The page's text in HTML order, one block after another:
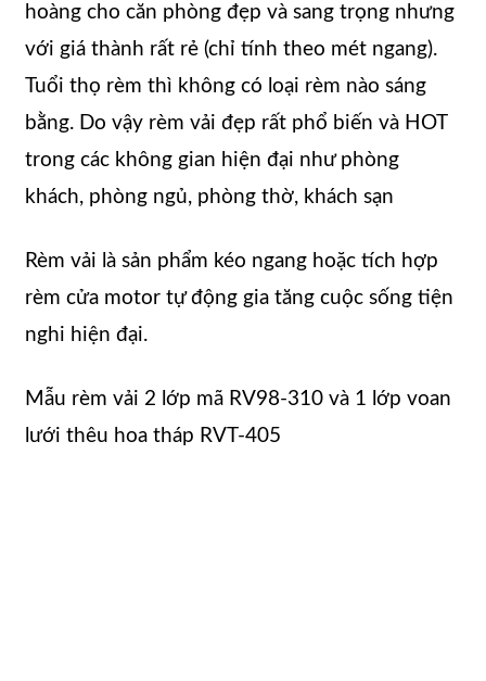
hoàng cho căn phòng đẹp và sang trọng nhưng
với giá thành rất rẻ (chỉ tính theo mét ngang).
Tuổi thọ rèm thì không có loại rèm nào sáng
bằng. Do vậy rèm vải đẹp rất phổ biến và HOT
trong các không gian hiện đại như phòng
khách, phòng ngủ, phòng thờ, khách sạn
Rèm vải là sản phẩm kéo ngang hoặc tích hợp
rèm cửa motor tự động gia tăng cuộc sống tiện
nghi hiện đại.
Mẫu rèm vải 2 lớp mã RV98-310 và 1 lớp voan
lưới thêu hoa tháp RVT-405